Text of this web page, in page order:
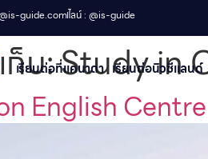
guide.comไลน์ : @is-guide
เรียนต่อที่เเคนาดา เรียนต่อนิวซีแลนด์​
ก็บ:Study in
English Centre